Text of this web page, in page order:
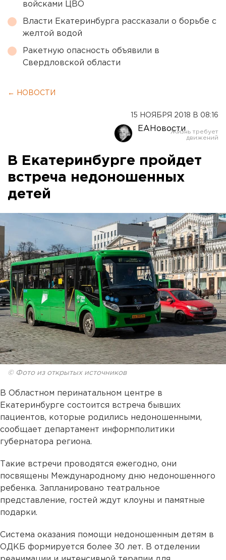
войсками ЦВО
Власти Екатеринбурга рассказали о борьбе с
желтой водой
Ракетную опасность объявили в
Свердловской области
← НОВОСТИ
15 НОЯБРЯ 2018 В 08:16
ЕАНовости
В Екатеринбурге пройдет
встреча недоношенных
детей
© Фото из открытых источников
В Областном перинатальном центре в
Екатеринбурге состоится встреча бывших
пациентов, которые родились недоношенными,
сообщает департамент информполитики
губернатора региона.
Такие встречи проводятся ежегодно, они
посвящены Международному дню недоношенного
ребенка. Запланировано театральное
представление, гостей ждут клоуны и памятные
подарки.
Система оказания помощи недоношенным детям в
ОДКБ формируется более 30 лет. В отделении